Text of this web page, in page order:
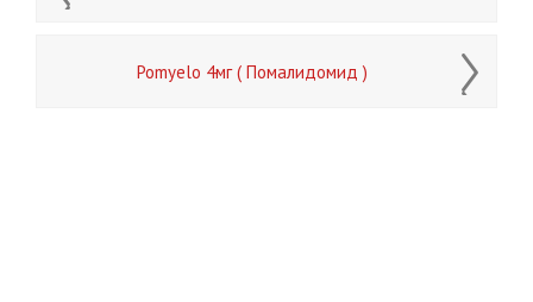
Pomyelo 4мг ( Помалидомид )